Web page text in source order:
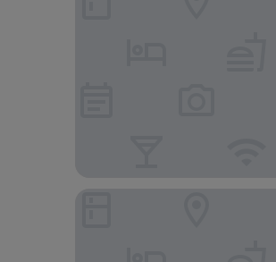
Hampton Inn & Suites Indio